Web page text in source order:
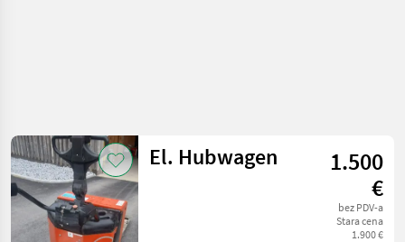
El. Hubwagen
1.500
€
bez PDV-a
Stara cena
1.900 €